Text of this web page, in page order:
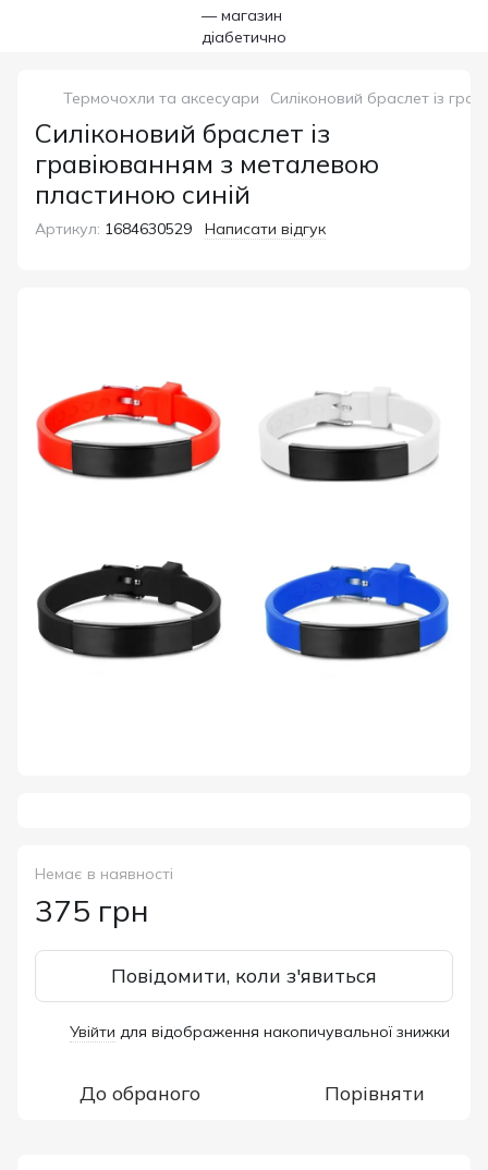
Термочохли та аксесуари Силіконовий браслет із
Силіконовий браслет із
гравіюванням з металевою
пластиною синій
Артикул: 1684630529 Написати відгук
Немає в наявності
375 грн
Повідомити, коли з'явиться
Увійти для відображення накопичувальної знижки
До обраного Порівняти